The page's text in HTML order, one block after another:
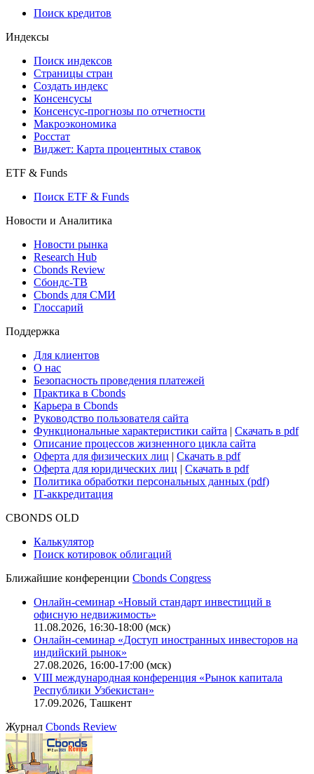
Поиск кредитов
Индексы
Поиск индексов
Страницы стран
Создать индекс
Консенсусы
Консенсус-прогнозы по отчетности
Макроэкономика
Росстат
Виджет: Карта процентных ставок
ETF & Funds
Поиск ETF & Funds
Новости и Аналитика
Новости рынка
Research Hub
Cbonds Review
Сбондс-ТВ
Cbonds для СМИ
Глоссарий
Поддержка
Для клиентов
О нас
Безопасность проведения платежей
Практика в Cbonds
Карьера в Cbonds
Руководство пользователя сайта
Функциональные характеристики сайта | Скачать в pdf
Описание процессов жизненного цикла сайта
Оферта для физических лиц | Скачать в pdf
Оферта для юридических лиц | Скачать в pdf
Политика обработки персональных данных (pdf)
IT-аккредитация
CBONDS OLD
Калькулятор
Поиск котировок облигаций
Ближайшие конференции Cbonds Congress
Онлайн-семинар «Новый стандарт инвестиций в
офисную недвижимость»
11.08.2026, 16:30-18:00 (мск)
Онлайн-семинар «Доступ иностранных инвесторов на
индийский рынок»
27.08.2026, 16:00-17:00 (мск)
VIII международная конференция «Рынок капитала
Республики Узбекистан»
17.09.2026, Ташкент
Журнал Cbonds Review